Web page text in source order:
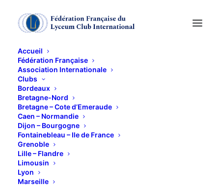
Accueil
Fédération Française
Association Internationale
Clubs
Bordeaux
Bretagne-Nord
Bretagne – Cote d’Emeraude
Caen – Normandie
Dijon – Bourgogne
Fontainebleau – Ile de France
Grenoble
Lille – Flandre
Limousin
Lyon
Marseille
CONCERT DES
SOEURS LABEQUE :
ALBENIZ, RAVEL,
DEBUSSY